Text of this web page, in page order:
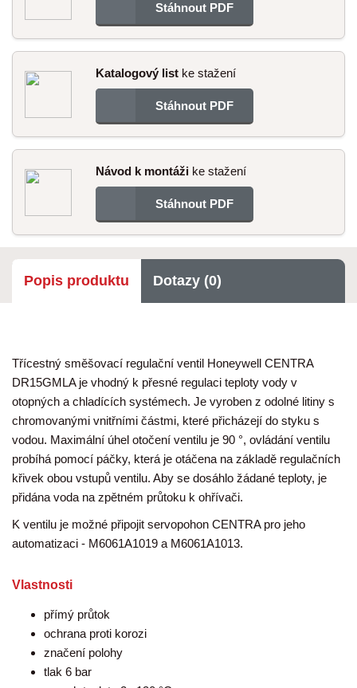
Stáhnout PDF
Katalogový list ke stažení
Stáhnout PDF
Návod k montáži ke stažení
Stáhnout PDF
Popis produktu Dotazy (0)
Třícestný směšovací regulační ventil Honeywell CENTRA
DR15GMLA je vhodný k přesné regulaci teploty vody v
otopných a chladících systémech. Je vyroben z odolné litiny s
chromovanými vnitřními částmi, které přicházejí do styku s
vodou. Maximální úhel otočení ventilu je 90 °, ovládání ventilu
probíhá pomocí páčky, která je otáčena na základě regulačních
křivek obou vstupů ventilu. Aby se dosáhlo žádané teploty, je
přidána voda na zpětném průtoku k ohřívači.
K ventilu je možné připojit servopohon CENTRA pro jeho
automatizaci - M6061A1019 a M6061A1013.
Vlastnosti
přímý průtok
ochrana proti korozi
značení polohy
tlak 6 bar